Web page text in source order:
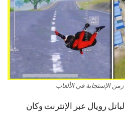
الإستجابة في الألعاب
رويال عبر الإنترنت وكان